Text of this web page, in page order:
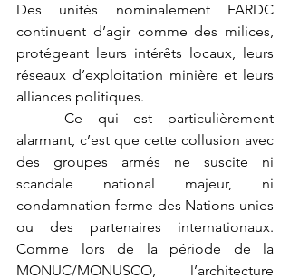
Des unités nominalement FARDC
continuent d’agir comme des milices,
protégeant leurs intérêts locaux, leurs
réseaux d’exploitation minière et leurs
alliances politiques.
alarmant, c’est que cette collusion avec
des groupes armés ne suscite ni
scandale national majeur, ni
condamnation ferme des Nations unies
ou des partenaires internationaux.
Comme lors de la période de la
MONUC/MONUSCO, l’architecture